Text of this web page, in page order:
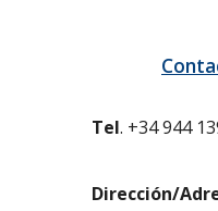
Tel. +34 944
Dirección/